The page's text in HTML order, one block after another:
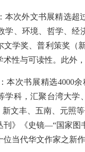
本次外文书展精选
学、环境、哲学、
文学奖、普利策奖（
性与可读性。此外
本次书展精选4000
学科，汇聚台湾大
文丰、五南、元照
刊》《史镜—“国家
当代华文作家之新